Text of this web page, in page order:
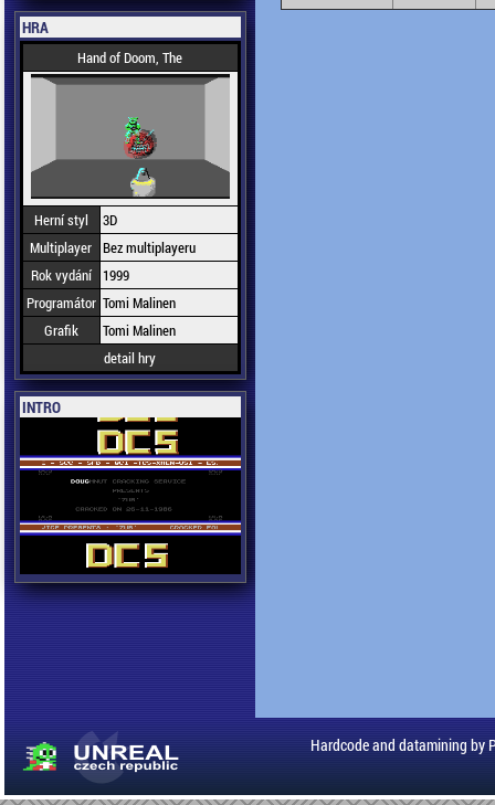
HRA
Hand of Doom, The
Herní styl
3D
Multiplayer Bez multiplayeru
Rok vydání
1999
Programátor Tomi Malinen
Grafik
Tomi Malinen
detail hry
INTRO
Hardcode and datamining by